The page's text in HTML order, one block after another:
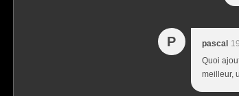
P pascal
Quoi
meilleur,